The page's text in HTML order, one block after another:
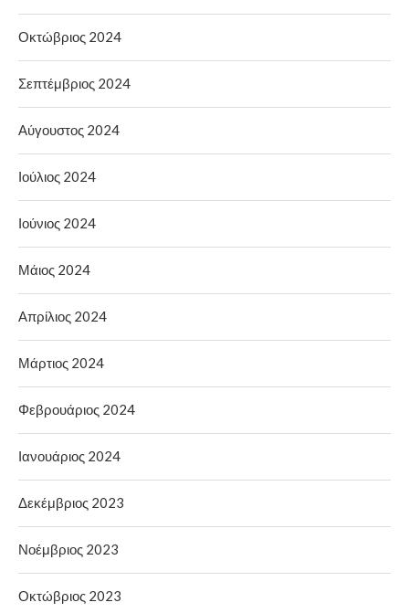
Οκτώβριος 2024
Σεπτέμβριος 2024
Αύγουστος 2024
Ιούλιος 2024
Ιούνιος 2024
Μάιος 2024
Απρίλιος 2024
Μάρτιος 2024
Φεβρουάριος 2024
Ιανουάριος 2024
Δεκέμβριος 2023
Νοέμβριος 2023
Οκτώβριος 2023